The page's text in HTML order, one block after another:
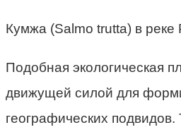
Кумжа (Salmo trutta) в
Подобная экологическая
движущей силой для
географических подвидов.